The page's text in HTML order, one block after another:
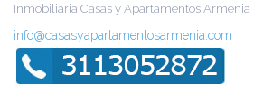
Inmobiliaria Casas y Apartamentos Armenia
info@casasyapartamentosarmenia.com